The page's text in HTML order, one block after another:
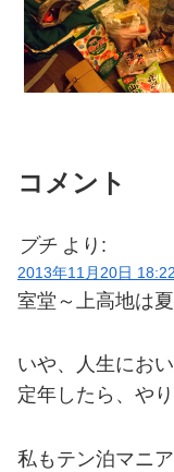
コメント
ブチ より:
2013年11月20日 18:22
室堂～上高地は
いや、人生にお
定年したら、やり
私もテン泊マニ